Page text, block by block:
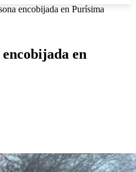
encobijada en Purísima
en